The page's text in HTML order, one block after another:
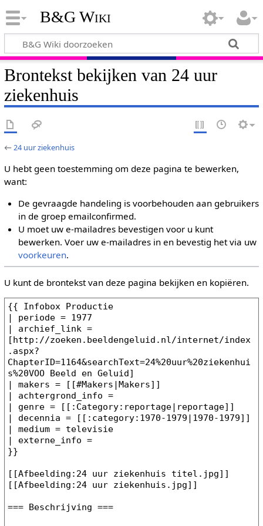
B&G Wiki
Brontekst bekijken van 24 uur
ziekenhuis
←24 uur ziekenhuis
U hebt geen toestemming om deze pagina te bewerken,
want:
De gevraagde handeling is voorbehouden aan gebruikers
in de groep emailconfirmed.
U moet uw e-mailadres bevestigen voor u kunt
bewerken. Voer uw e-mailadres in en bevestig het via uw
voorkeuren.
U kunt de brontekst van deze pagina bekijken en kopiëren.